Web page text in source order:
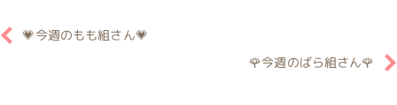
💗今週のもも組さん💗
🌹今週のばら組さん🌹